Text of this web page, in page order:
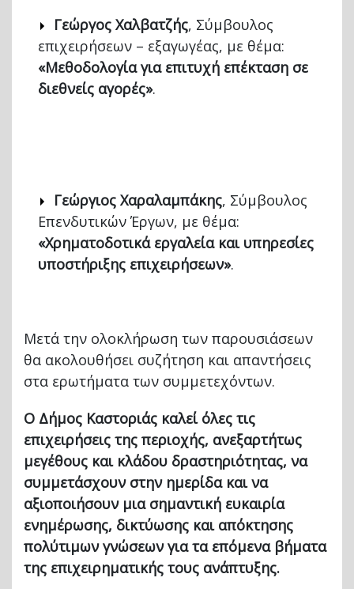
Γεώργος Χαλβατζής, Σύμβουλος
επιχειρήσεων – εξαγωγέας, με θέμα:
«Μεθοδολογία για επιτυχή επέκταση σε
διεθνείς αγορές».
Γεώργιος Χαραλαμπάκης, Σύμβουλος
Επενδυτικών Έργων, με θέμα:
«Χρηματοδοτικά εργαλεία και υπηρεσίες
υποστήριξης επιχειρήσεων».
Μετά την ολοκλήρωση των παρουσιάσεων
θα ακολουθήσει συζήτηση και απαντήσεις
στα ερωτήματα των συμμετεχόντων.
Ο Δήμος Καστοριάς καλεί όλες τις
επιχειρήσεις της περιοχής, ανεξαρτήτως
μεγέθους και κλάδου δραστηριότητας, να
συμμετάσχουν στην ημερίδα και να
αξιοποιήσουν μια σημαντική ευκαιρία
ενημέρωσης, δικτύωσης και απόκτησης
πολύτιμων γνώσεων για τα επόμενα βήματα
της επιχειρηματικής τους ανάπτυξης.